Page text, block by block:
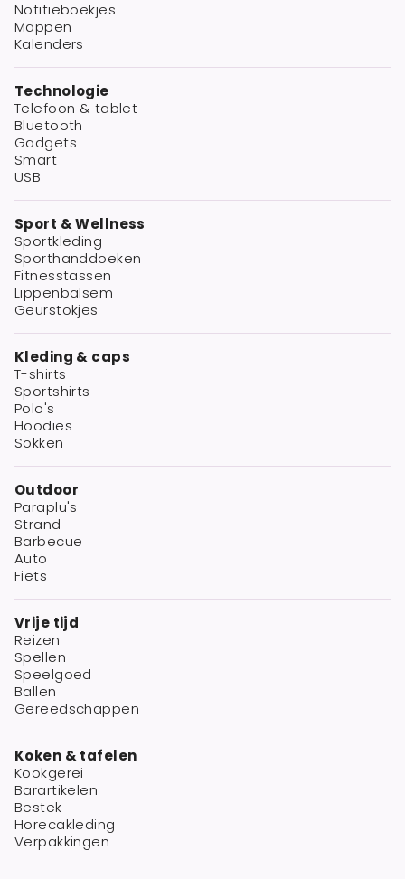
Notitieboekjes
Mappen
Kalenders
Technologie
Telefoon & tablet
Bluetooth
Gadgets
Smart
USB
Sport & Wellness
Sportkleding
Sporthanddoeken
Fitnesstassen
Lippenbalsem
Geurstokjes
Kleding & caps
T-shirts
Sportshirts
Polo's
Hoodies
Sokken
Outdoor
Paraplu's
Strand
Barbecue
Auto
Fiets
Vrije tijd
Reizen
Spellen
Speelgoed
Ballen
Gereedschappen
Koken & tafelen
Kookgerei
Barartikelen
Bestek
Horecakleding
Verpakkingen